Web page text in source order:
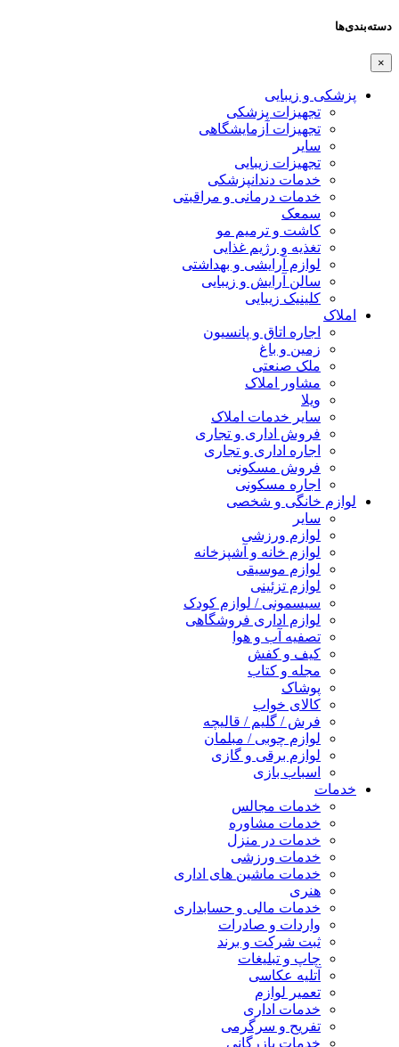
دسته‌بندی‌ها
×
پزشکی و زیبایی
تجهیزات پزشکی
تجهیزات آزمایشگاهی
سایر
تجهیزات زیبایی
خدمات دندانپزشکی
خدمات درمانی و مراقبتی
سمعک
کاشت و ترمیم مو
تغذیه و رژیم غذایی
لوازم آرایشی و بهداشتی
سالن آرایش و زیبایی
کلینیک زیبایی
املاک
اجاره اتاق و پانسیون
زمین و باغ
ملک صنعتی
مشاور املاک
ویلا
سایر خدمات املاک
فروش اداری و تجاری
اجاره اداری و تجاری
فروش مسکونی
اجاره مسکونی
لوازم خانگی و شخصی
سایر
لوازم ورزشی
لوازم خانه و آشپزخانه
لوازم موسیقی
لوازم تزئینی
سیسمونی / لوازم کودک
لوازم اداری فروشگاهی
تصفیه آب و هوا
کیف و کفش
مجله و کتاب
پوشاک
کالای خواب
فرش / گلیم / قالیچه
لوازم چوبی / مبلمان
لوازم برقی و گازی
اسباب بازی
خدمات
خدمات مجالس
خدمات مشاوره
خدمات در منزل
خدمات ورزشی
خدمات ماشین های اداری
هنری
خدمات مالی و حسابداری
واردات و صادرات
ثبت شرکت و برند
چاپ و تبلیغات
آتلیه عکاسی
تعمیر لوازم
خدمات اداری
تفریح و سرگرمی
خدمات بازرگانی